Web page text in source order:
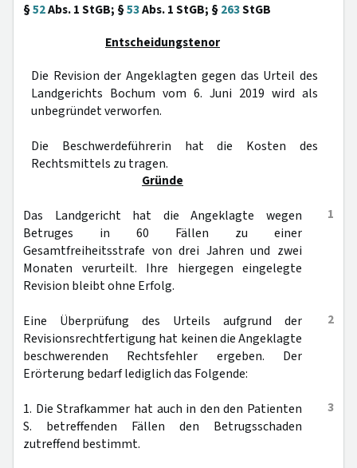
§52Abs. 1 StGB; §53Abs. 1 StGB; §263StGB
Entscheidungstenor
Die Revision der Angeklagten gegen das Urteil des
Landgerichts Bochum vom 6. Juni 2019 wird als
unbegründet verworfen.
Die Beschwerdeführerin hat die Kosten des
Rechtsmittels zu tragen.
Gründe
1
Das Landgericht hat die Angeklagte wegen
Betruges in 60 Fällen zu einer
Gesamtfreiheitsstrafe von drei Jahren und zwei
Monaten verurteilt. Ihre hiergegen eingelegte
Revision bleibt ohne Erfolg.
2
Eine Überprüfung des Urteils aufgrund der
Revisionsrechtfertigung hat keinen die Angeklagte
beschwerenden Rechtsfehler ergeben. Der
Erörterung bedarf lediglich das Folgende:
3
1. Die Strafkammer hat auch in den den Patienten
S. betreffenden Fällen den Betrugsschaden
zutreffend bestimmt.